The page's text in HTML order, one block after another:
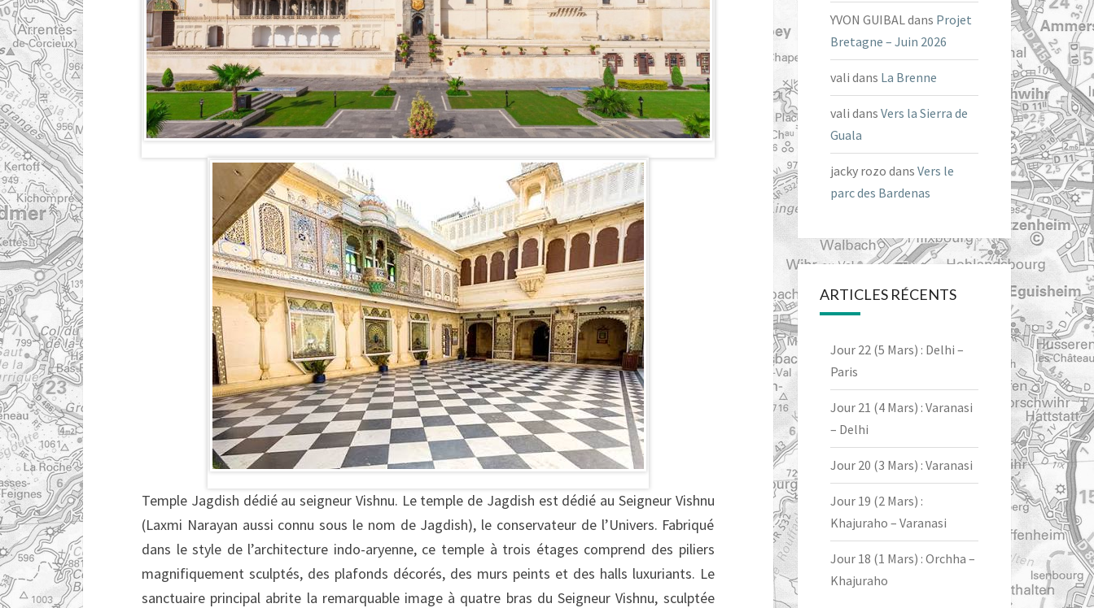
Temple Jagdish dédié au seigneur Vishnu. Le temple de Jagdish est dédié au Seigneur Vishnu
(Laxmi Narayan aussi connu sous le nom de Jagdish), le conservateur de l’Univers. Fabriqué
dans le style de l’architecture indo-aryenne, ce temple à trois étages comprend des piliers
magnifiquement sculptés, des plafonds décorés, des murs peints et des halls luxuriants. Le
sanctuaire principal abrite la remarquable image à quatre bras du Seigneur Vishnu, sculptée
YVON GUIBALdans Projet
Bretagne – Juin 2026
vali dans La Brenne
vali dans Vers la Sierra de
Guala
jacky rozo dans Vers le
parc des Bardenas
ARTICLES RÉCENTS
Jour 22 (5 Mars) : Delhi –
Paris
Jour 21 (4 Mars) : Varanasi
– Delhi
Jour 20 (3 Mars) : Varanasi
Jour 19 (2 Mars) :
Khajuraho – Varanasi
Jour 18 (1 Mars) : Orchha –
Khajuraho